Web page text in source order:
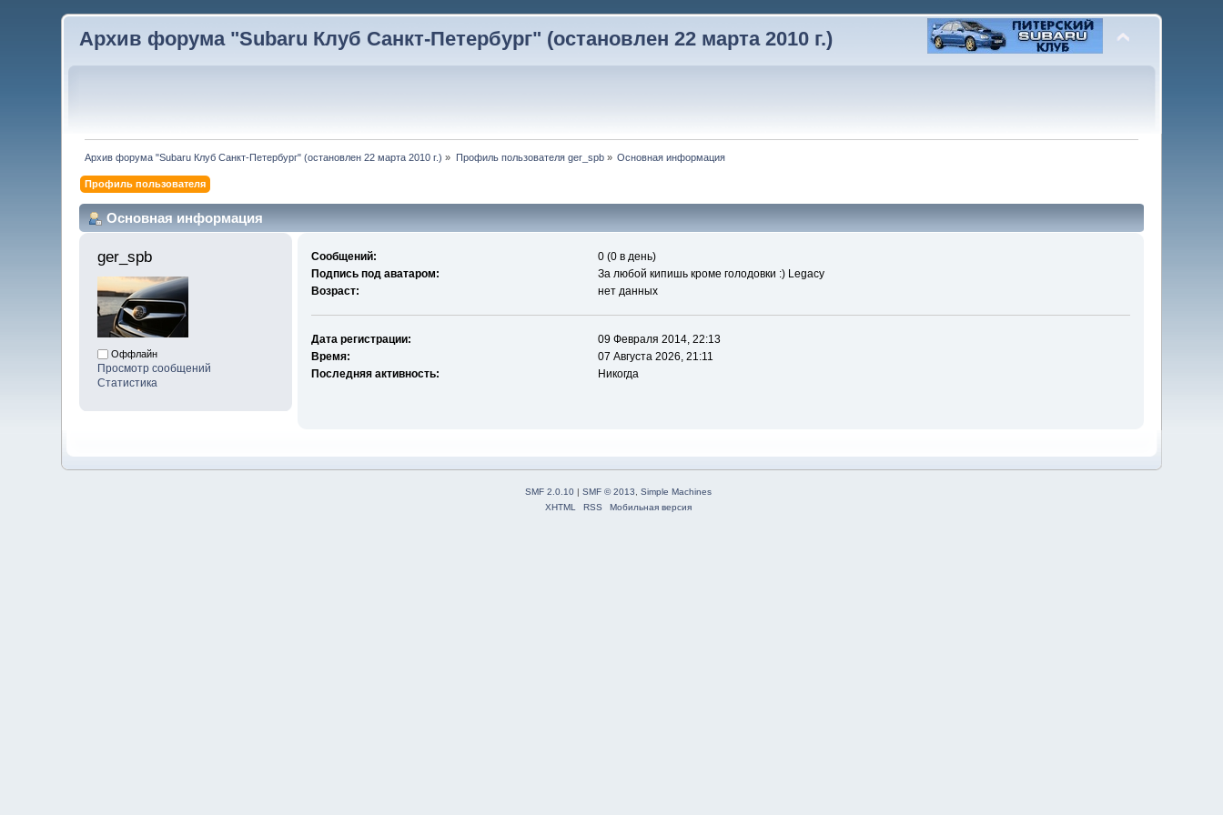
Архив форума "Subaru Клуб Санкт-Петербург" (остановлен 22 марта 2010 г.)
Архив форума "Subaru Клуб Санкт-Петербург" (остановлен 22 марта 2010 г.) » Профиль пользователя ger_spb» Основная информация
Профиль пользователя
Основная информация
ger_spb
Оффлайн
Просмотр сообщений
Статистика
Сообщений:
0 (0 в день)
Подпись под аватаром:
За любой кипишь кроме голодовки :) Legacy
Возраст:
нет данных
Дата регистрации:
09 Февраля 2014, 22:13
Время:
07 Августа 2026, 21:11
Последняя активность:
Никогда
SMF 2.0.10 | SMF © 2013
Simple Machines
XHTML
RSS Мобильная версия